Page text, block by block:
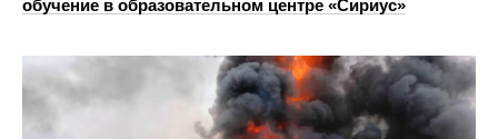
обучение в образовательном центре «Сириус»